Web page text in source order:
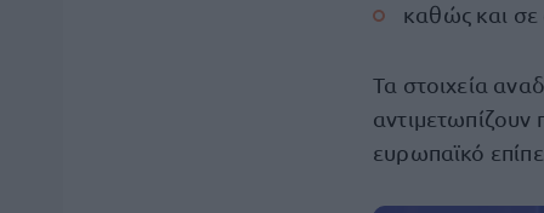
καθώς και σε
Τα στοιχεία
ευρωπαϊκό